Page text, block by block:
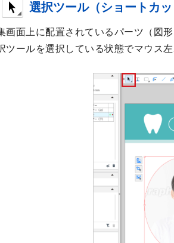
選択ツール（ショートカッ
画面上に配置されているパーツ（図
ツールを選択している状態でマウス